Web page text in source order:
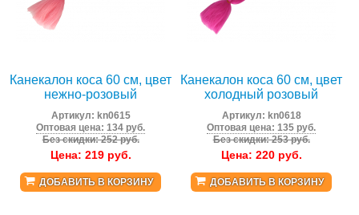
Канекалон коса 60 см, цвет
нежно-розовый
Артикул: kn0615
Оптовая цена: 134 руб.
Без скидки: 252 руб.
Цена: 219руб.
ДОБАВИТЬ В КОРЗИНУ
Канекалон коса 60 см, цвет
холодный розовый
Артикул: kn0618
Оптовая цена: 135 руб.
Без скидки: 253 руб.
Цена: 220руб.
ДОБАВИТЬ В КОРЗИНУ